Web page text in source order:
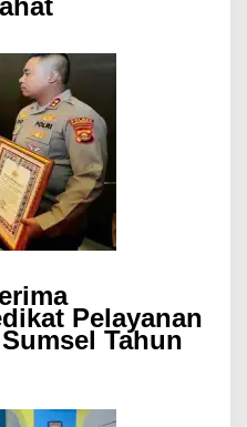
Pelayanan
Tahun